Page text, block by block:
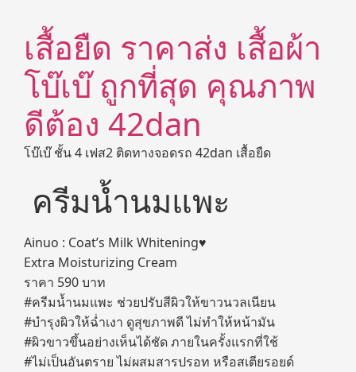
เสื้อยืด ราคาส่ง เสื้อผ้า
โบ๊เบ๊ ถูกที่สุด คุณภาพ
ดีต้อง 42dan
โบ๊เบ๊ ชั้น 4 เฟส2 ติดทางจอดรถ 42dan เสื้อยืด
ครีมน้ำนมแพะ
Ainuo : Coat’s Milk Whitening♥
Extra Moisturizing Cream
ราคา 590 บาท
#ครีมน้ำนมแพะ ช่วยปรับสีผิวให้ขาวนวลเนียน
#บำรุงผิวให้ฉ่ำเงา ดูสุขภาพดี ไม่ทำให้หน้ามัน
#ผิวขาวขึ้นอย่างเห็นได้ชัด ภายในครั้งแรกที่ใช้
#ไม่เป็นอันตราย ไม่ผสมสารปรอท หรือสเตียรอยด์